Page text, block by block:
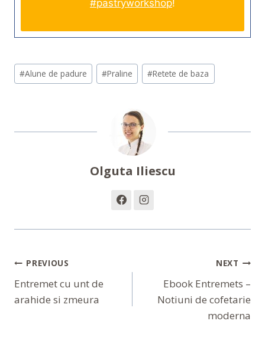
#pastryworkshop!
Post
Tags:
#Alune de padure #Praline #Retete de baza
Olguta Iliescu
Navigare
În
Articole
PREVIOUS
Entremet cu unt de
arahide si zmeura
NEXT
Ebook Entremets –
Notiuni de cofetarie
moderna